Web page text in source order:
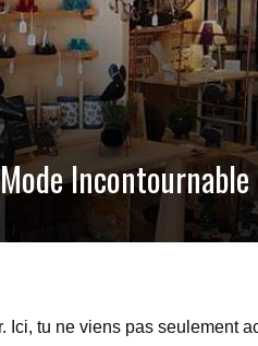
Incontournable
tu ne viens pas seulement